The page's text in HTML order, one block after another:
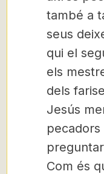
també a
seus
qui el
els
dels
Jesús
pecadors
Com és